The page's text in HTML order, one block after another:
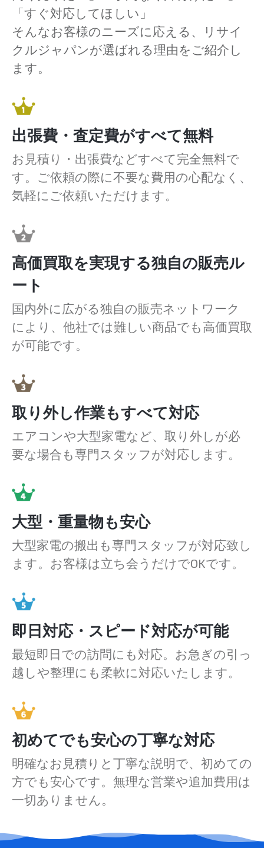
「すぐ対応してほしい」
そんなお客様のニーズに応える、リサイ
クルジャパンが選ばれる理由をご紹介し
ます。
出張費・査定費がすべて無料
お見積り・出張費などすべて完全無料で
す。ご依頼の際に不要な費用の心配なく、
気軽にご依頼いただけます。
高価買取を実現する独自の販売ル
ート
国内外に広がる独自の販売ネットワーク
により、他社では難しい商品でも高価買取
が可能です。
取り外し作業もすべて対応
エアコンや大型家電など、取り外しが必
要な場合も専門スタッフが対応します。
大型・重量物も安心
大型家電の搬出も専門スタッフが対応致し
ます。お客様は立ち会うだけでOKです。
即日対応・スピード対応が可能
最短即日での訪問にも対応。お急ぎの引っ
越しや整理にも柔軟に対応いたします。
初めてでも安心の丁寧な対応
明確なお見積りと丁寧な説明で、初めての
方でも安心です。無理な営業や追加費用は
一切ありません。